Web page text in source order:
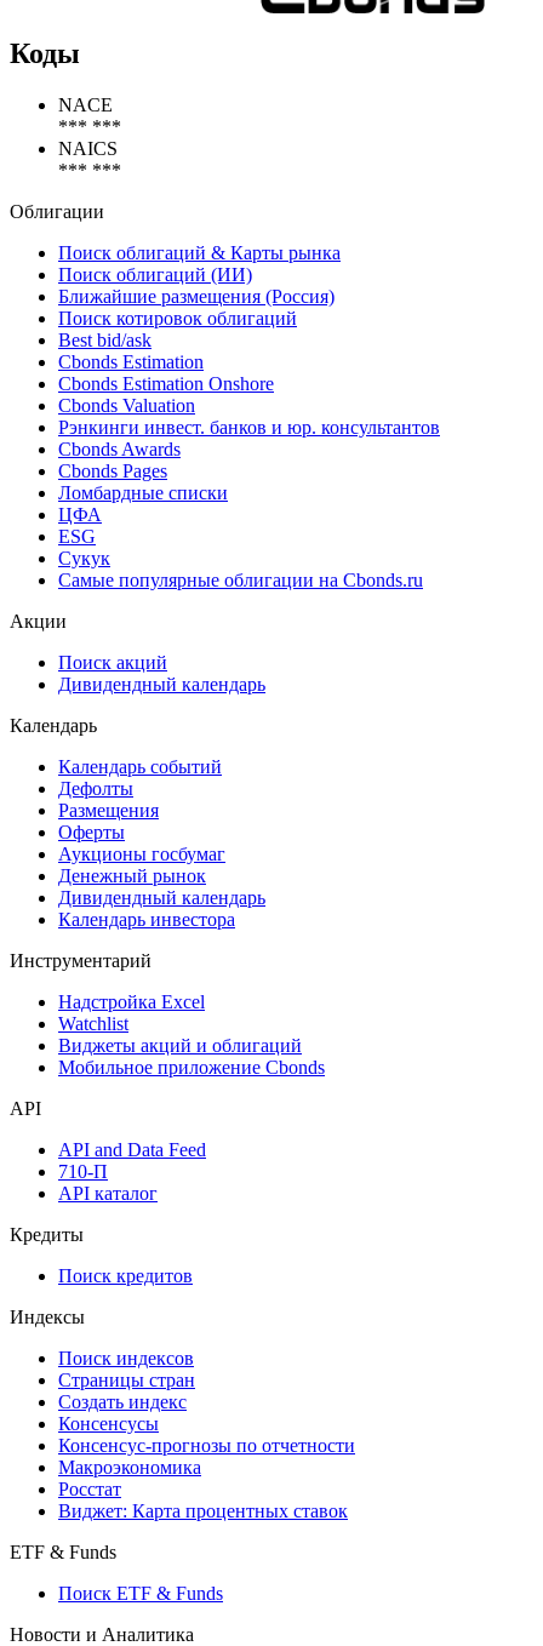
Коды
NACE
*** ***
NAICS
*** ***
Облигации
Поиск облигаций & Карты рынка
Поиск облигаций (ИИ)
Ближайшие размещения (Россия)
Поиск котировок облигаций
Best bid/ask
Cbonds Estimation
Cbonds Estimation Onshore
Cbonds Valuation
Рэнкинги инвест. банков и юр. консультантов
Cbonds Awards
Cbonds Pages
Ломбардные списки
ЦФА
ESG
Сукук
Самые популярные облигации на Cbonds.ru
Акции
Поиск акций
Дивидендный календарь
Календарь
Календарь событий
Дефолты
Размещения
Оферты
Аукционы госбумаг
Денежный рынок
Дивидендный календарь
Календарь инвестора
Инструментарий
Надстройка Excel
Watchlist
Виджеты акций и облигаций
Мобильное приложение Cbonds
API
API and Data Feed
710-П
API каталог
Кредиты
Поиск кредитов
Индексы
Поиск индексов
Страницы стран
Создать индекс
Консенсусы
Консенсус-прогнозы по отчетности
Макроэкономика
Росстат
Виджет: Карта процентных ставок
ETF & Funds
Поиск ETF & Funds
Новости и Аналитика